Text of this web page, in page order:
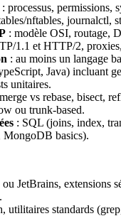
: processus, permissions,
nftables, journalctl,
: modèle OSI, routage,
1.1 et HTTP/2,
: au moins un langage
Java) incluant
unitaires.
vs rebase, bisect,
ou trunk-based.
: SQL (joins, index,
basics).
JetBrains, extensions
utilitaires standards